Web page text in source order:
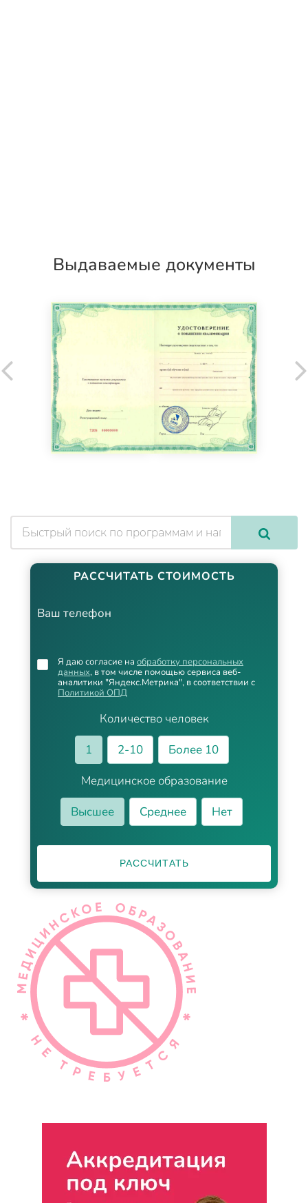
Выдаваемые документы
РАССЧИТАТЬ СТОИМОСТЬ
Ваш телефон
Количество человек
1
2-10
Более 10
Медицинское образование
Высшее
Среднее Нет
Я даю согласие на обработку персональных
данных, в том числе помощью сервиса веб-
аналитики "Яндекс.Метрика", в соответствии с
Политикой ОПД
РАССЧИТАТЬ